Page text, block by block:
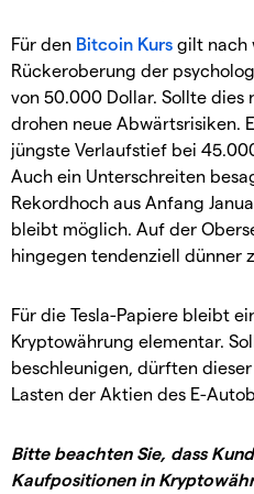
Für den Bitcoin Kurs gilt nach
Rückeroberung der
von 50.000 Dollar. Sollte dies
drohen neue Abwärtsrisiken.
jüngste Verlaufstief bei
Auch ein Unterschreiten
Rekordhoch aus Anfang
bleibt möglich. Auf der
hingegen tendenziell dünner
Für die Tesla-Papiere bleibt
Kryptowährung elementar.
beschleunigen, dürften
Lasten der Aktien des E-
Bitte beachten Sie, dass
Kaufpositionen in